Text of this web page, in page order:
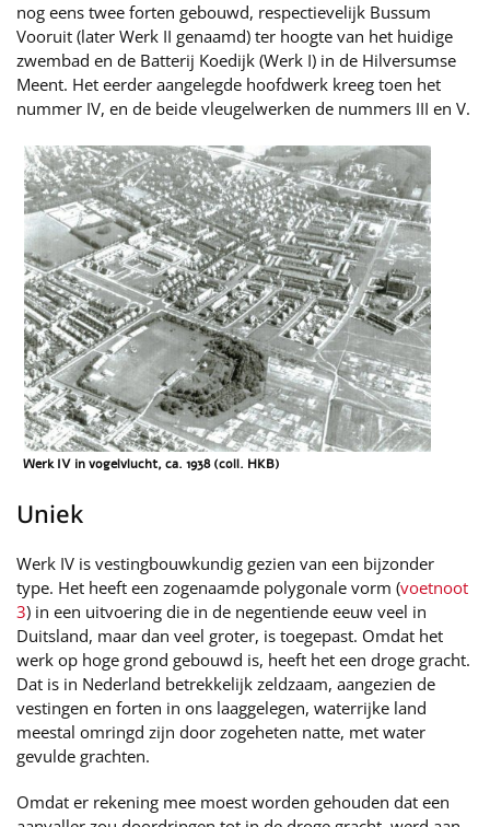
nog eens twee forten gebouwd, respectievelijk Bussum
Vooruit (later Werk II genaamd) ter hoogte van het huidige
zwembad en de Batterij Koedijk (Werk I) in de Hilversumse
Meent. Het eerder aangelegde hoofdwerk kreeg toen het
nummer IV, en de beide vleugelwerken de nummers III en V.
Werk IV in vogelvlucht, ca. 1938 (coll. HKB)
Uniek
Werk IV is vestingbouwkundig gezien van een bijzonder
type. Het heeft een zogenaamde polygonale vorm (voetnoot
3) in een uitvoering die in de negentiende eeuw veel in
Duitsland, maar dan veel groter, is toegepast. Omdat het
werk op hoge grond gebouwd is, heeft het een droge gracht.
Dat is in Nederland betrekkelijk zeldzaam, aangezien de
vestingen en forten in ons laaggelegen, waterrijke land
meestal omringd zijn door zogeheten natte, met water
gevulde grachten.
Omdat er rekening mee moest worden gehouden dat een